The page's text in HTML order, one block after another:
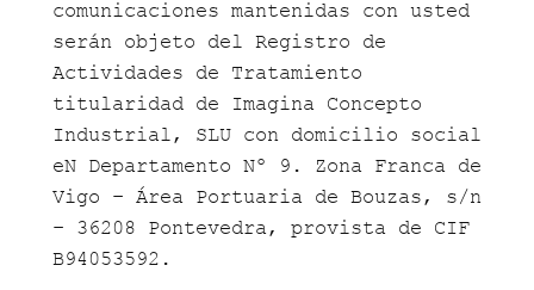
comunicaciones mantenidas con usted
serán objeto del Registro de
Actividades de Tratamiento
titularidad de Imagina Concepto
Industrial, SLU con domicilio social
eN Departamento Nº 9. Zona Franca de
Vigo – Área Portuaria de Bouzas, s/n
– 36208 Pontevedra, provista de CIF
B94053592.